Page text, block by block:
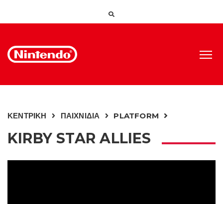
ΚΕΝΤΡΙΚΗ ΠΑΙΧΝΙΔΙΑ PLATFORM
KIRBY STAR ALLIES